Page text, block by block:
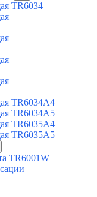
TR6034
TR6034A4
TR6034A5
TR6035A4
TR6035A5
TR6001W